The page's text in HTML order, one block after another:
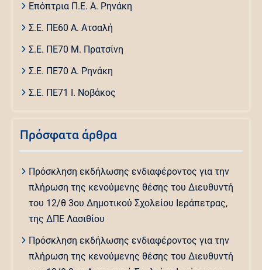
Επόπτρια Π.Ε. Α. Ρηνάκη
Σ.Ε. ΠΕ60 Α. Ατσαλή
Σ.Ε. ΠΕ70 Μ. Πρατσίνη
Σ.Ε. ΠΕ70 Α. Ρηνάκη
Σ.Ε. ΠΕ71 Ι. Νοβάκος
Πρόσφατα άρθρα
Πρόσκληση εκδήλωσης ενδιαφέροντος για την
πλήρωση της κενούμενης θέσης του Διευθυντή
του 12/θ 3ου Δημοτικού Σχολείου Ιεράπετρας,
της ΔΠΕ Λασιθίου
Πρόσκληση εκδήλωσης ενδιαφέροντος για την
πλήρωση της κενούμενης θέσης του Διευθυντή